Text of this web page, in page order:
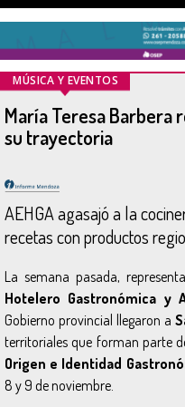
MÚSICA Y EVENTOS
María Teresa Barbera
su trayectoria
AEHGA agasajó a la
recetas con productos
La semana pasada,
Hotelero Gastronómica y
Gobierno provincial llegaron a
territoriales que forman parte
Origen e Identidad
8 y 9 de noviembre.